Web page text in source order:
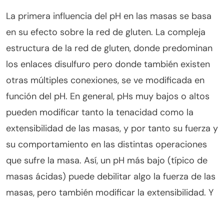
La primera influencia del pH en las masas se basa
en su efecto sobre la red de gluten. La compleja
estructura de la red de gluten, donde predominan
los enlaces disulfuro pero donde también existen
otras múltiples conexiones, se ve modificada en
función del pH. En general, pHs muy bajos o altos
pueden modificar tanto la tenacidad como la
extensibilidad de las masas, y por tanto su fuerza y
su comportamiento en las distintas operaciones
que sufre la masa. Así, un pH más bajo (típico de
masas ácidas) puede debilitar algo la fuerza de las
masas, pero también modificar la extensibilidad. Y